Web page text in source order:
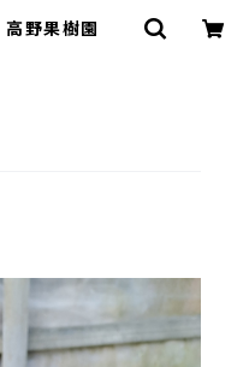
野果樹園